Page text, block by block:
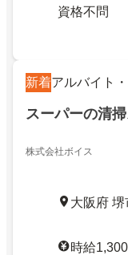
資格不問
新着アルバイト
スーパーの清
株式会社ボイス
大阪府
時給